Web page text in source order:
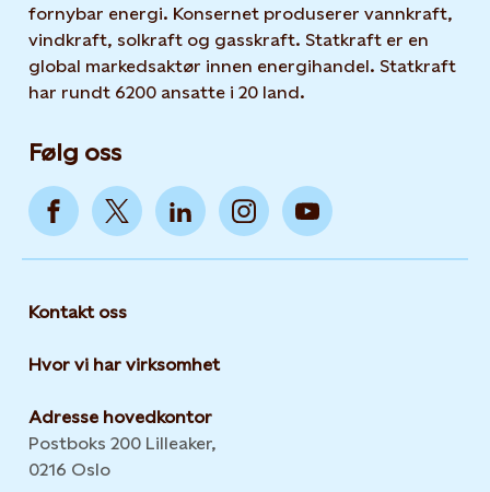
fornybar energi. Konsernet produserer vannkraft,
vindkraft, solkraft og gasskraft. Statkraft er en
global markedsaktør innen energihandel. Statkraft
har rundt 6200 ansatte i 20 land.
Følg oss
Kontakt oss
Hvor vi har virksomhet
Adresse hovedkontor
Postboks 200 Lilleaker,
0216 Oslo